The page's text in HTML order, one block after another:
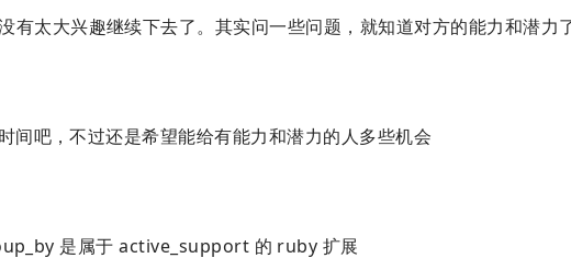
有太大兴趣继续下去了。其实问一些问题，就知道对方的能力和潜力
间吧，不过还是希望能给有能力和潜力的人多些机会
是属于 active_support 的 ruby 扩展